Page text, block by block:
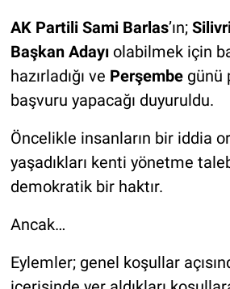
AK Partili Sami Barlas’ın;
Başkan Adayıolabilmek için
hazırladığı ve Perşembegünü
başvuru yapacağı duyuruldu.
Öncelikle insanların bir iddia
yaşadıkları kenti yönetme
demokratik bir haktır.
Ancak…
Eylemler; genel koşullar